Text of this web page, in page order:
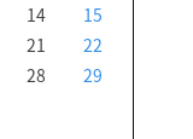
14
15
21
22
28
29